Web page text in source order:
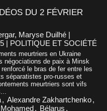
DU 2 FÉVRIER
Maryse Duilhé |
| POLITIQUE ET SOCIÉTÉ
meurtriers en Ukraine
négociations de paix à Minsk
le bras de fer entre les
séparatistes pro-russes et
meurtriers sont vifs
, Alexandre Zakhartchenko,
, Bélarus ,